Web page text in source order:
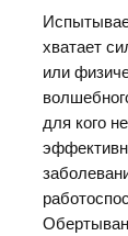
хватает
или
для кого